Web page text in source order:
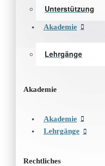
Unterstützung
Akademie
Lehrgänge
Akademie
Akademie
Lehrgänge
Rechtliches